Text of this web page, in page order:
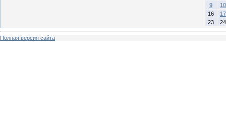
9
10
16
17
23
24
Полная версия сайта